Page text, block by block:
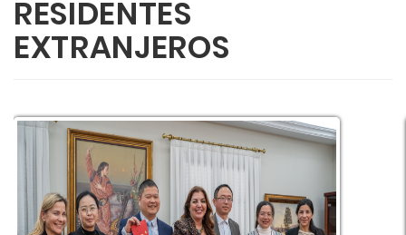
RESIDENTES
EXTRANJEROS